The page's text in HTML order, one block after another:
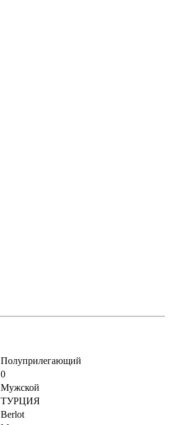
Полуприлегающий
0
Мужской
ТУРЦИЯ
Berlot